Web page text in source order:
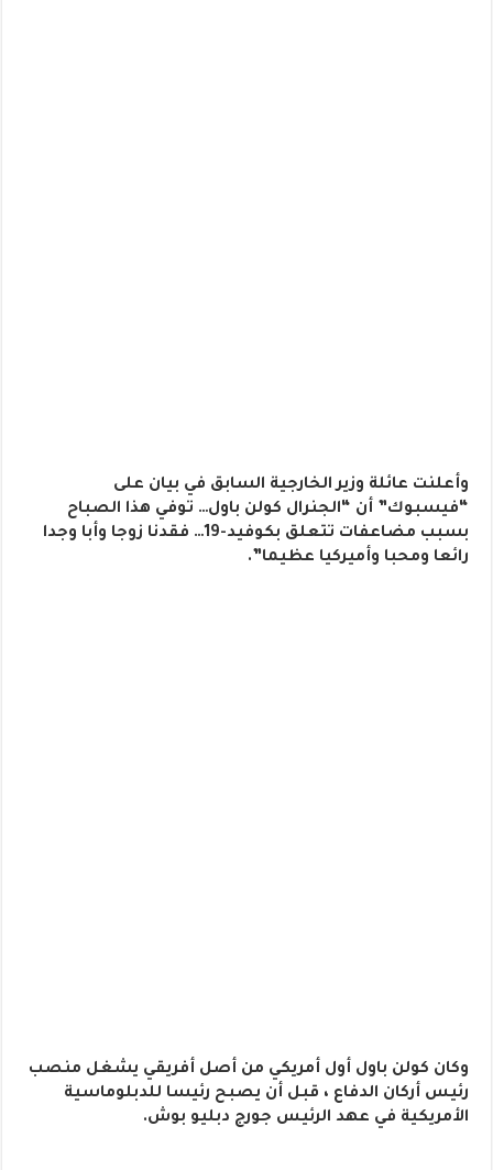
وأعلنت عائلة وزير الخارجية السابق في بيان على
“فيسبوك” أن “الجنرال كولن باول… توفي هذا الصباح
بسبب مضاعفات تتعلق بكوفيد-19… فقدنا زوجا وأبا وجدا
رائعا ومحبا وأميركيا عظيما”.
وكان كولن باول أول أمريكي من أصل أفريقي يشغل منصب
رئيس أركان الدفاع ، قبل أن يصبح رئيسا للدبلوماسية
الأمريكية في عهد الرئيس جورج دبليو بوش.